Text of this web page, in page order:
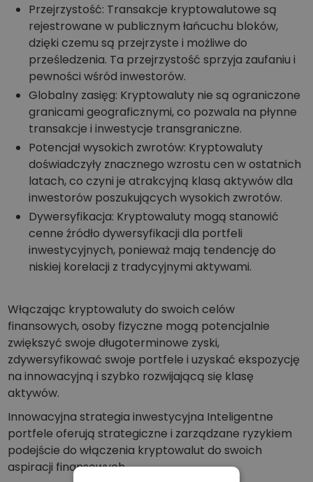
Przejrzystość: Transakcje kryptowalutowe są
rejestrowane w publicznym łańcuchu bloków,
dzięki czemu są przejrzyste i możliwe do
prześledzenia. Ta przejrzystość sprzyja zaufaniu i
pewności wśród inwestorów.
Globalny zasięg: Kryptowaluty nie są ograniczone
granicami geograficznymi, co pozwala na płynne
transakcje i inwestycje transgraniczne.
Potencjał wysokich zwrotów: Kryptowaluty
doświadczyły znacznego wzrostu cen w ostatnich
latach, co czyni je atrakcyjną klasą aktywów dla
inwestorów poszukujących wysokich zwrotów.
Dywersyfikacja: Kryptowaluty mogą stanowić
cenne źródło dywersyfikacji dla portfeli
inwestycyjnych, ponieważ mają tendencję do
niskiej korelacji z tradycyjnymi aktywami.
Włączając kryptowaluty do swoich celów
finansowych, osoby fizyczne mogą potencjalnie
zwiększyć swoje długoterminowe zyski,
zdywersyfikować swoje portfele i uzyskać ekspozycję
na innowacyjną i szybko rozwijającą się klasę
aktywów.
Innowacyjna strategia inwestycyjna Inteligentne
portfele oferują strategiczne i zarządzane ryzykiem
podejście do włączenia kryptowalut do swoich
aspiracji finansowych.